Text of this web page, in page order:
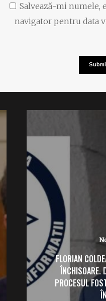
Salvează-mi numele,
navigator pentru data
FLORIAN
ÎNCHISOARE.
PROCESUL